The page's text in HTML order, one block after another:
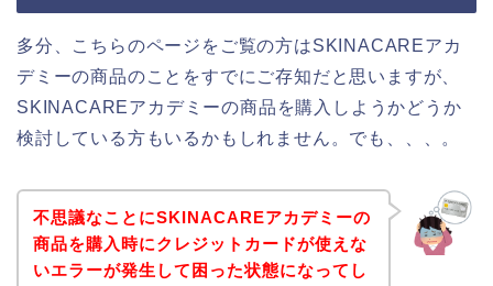
多分、こちらのページをご覧の方はSKINACAREアカ
デミーの商品のことをすでにご存知だと思いますが、
SKINACAREアカデミーの商品を購入しようかどうか
検討している方もいるかもしれません。でも、、、。
不思議なことにSKINACAREアカデミーの
商品を購入時にクレジットカードが使えな
いエラーが発生して困った状態になってし